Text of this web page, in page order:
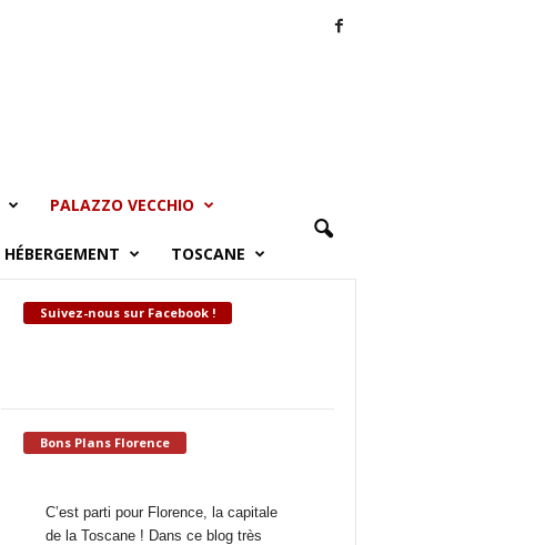
PALAZZO VECCHIO
HÉBERGEMENT TOSCANE
Suivez-nous sur Facebook !
Bons Plans Florence
C’est parti pour Florence, la capitale
de la Toscane ! Dans ce blog très